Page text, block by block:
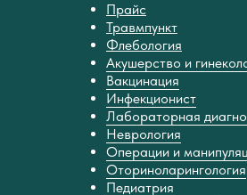
Прайс
Травмпункт
Флебология
Акушерство и
Вакцинация
Инфекционист
Лабораторная
Неврология
Операции и
Оториноларингология
Педиатрия